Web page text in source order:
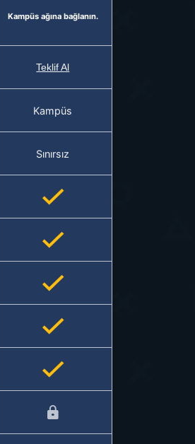
Kampüs ağına bağlanın.
Teklif Al
Kampüs
Sınırsız